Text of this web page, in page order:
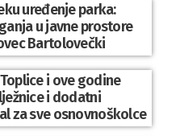
uređenje parka:
u javne prostore
Bartolovečki
i ove godine
i dodatni
za sve osnovnoškolce